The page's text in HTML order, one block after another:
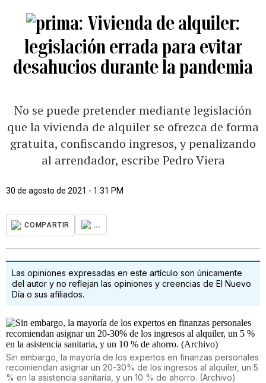
Vivienda de alquiler:
legislación errada para evitar
desahucios durante la pandemia
No se puede pretender mediante legislación
que la vivienda de alquiler se ofrezca de forma
gratuita, confiscando ingresos, y penalizando
al arrendador, escribe Pedro Viera
30 de agosto de 2021 - 1:31 PM
COMPARTIR ...
Las opiniones expresadas en este artículo son únicamente
del autor y no reflejan las opiniones y creencias de El Nuevo
Día o sus afiliados.
Sin embargo, la mayoría de los expertos en finanzas personales
recomiendan asignar un 20-30% de los ingresos al alquiler, un 5
% en la asistencia sanitaria, y un 10 % de ahorro. (Archivo)